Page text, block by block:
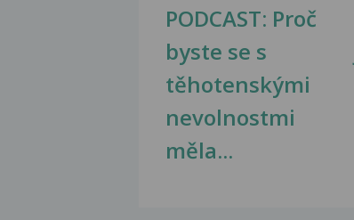
PODCAST: Proč
byste se s
těhotenskými
nevolnostmi
měla...